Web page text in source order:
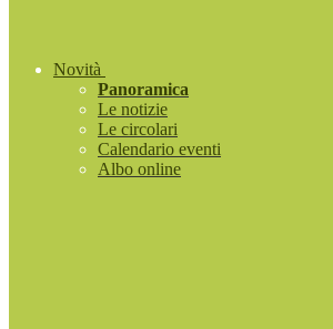
Novità
Panoramica
Le notizie
Le circolari
Calendario eventi
Albo online